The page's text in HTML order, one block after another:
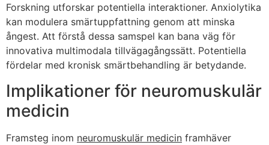
Forskning utforskar potentiella interaktioner. Anxiolytika
kan modulera smärtuppfattning genom att minska
ångest. Att förstå dessa samspel kan bana väg för
innovativa multimodala tillvägagångssätt. Potentiella
fördelar med kronisk smärtbehandling är betydande.
Implikationer för neuromuskulär
medicin
Framsteg inom neuromuskulär medicin framhäver